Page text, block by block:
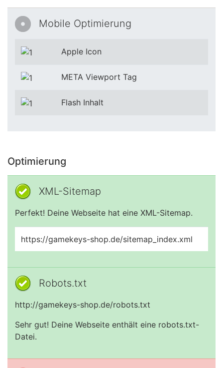
Mobile Optimierung
Apple Icon
META Viewport Tag
Flash Inhalt
Optimierung
XML-Sitemap
Perfekt! Deine Webseite hat eine XML-Sitemap.
https://gamekeys-shop.de/sitemap_index.xml
Robots.txt
http://gamekeys-shop.de/robots.txt
Sehr gut! Deine Webseite enthält eine robots.txt-
Datei.